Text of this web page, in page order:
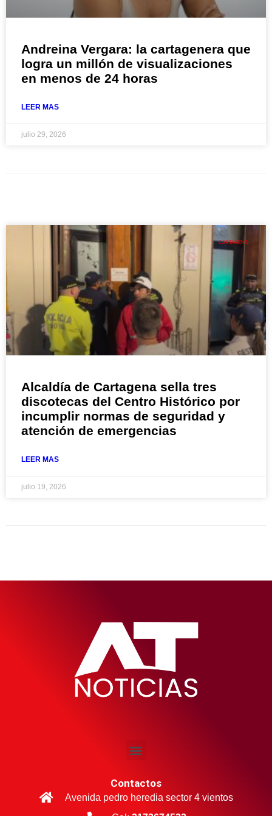
Andreina Vergara: la cartagenera que
logra un millón de visualizaciones
en menos de 24 horas
LEER MAS
julio 29, 2026
CARTAGENA
Alcaldía de Cartagena sella tres
discotecas del Centro Histórico por
incumplir normas de seguridad y
atención de emergencias
LEER MAS
julio 19, 2026
Contactos
Avenida pedro heredia sector 4 vientos